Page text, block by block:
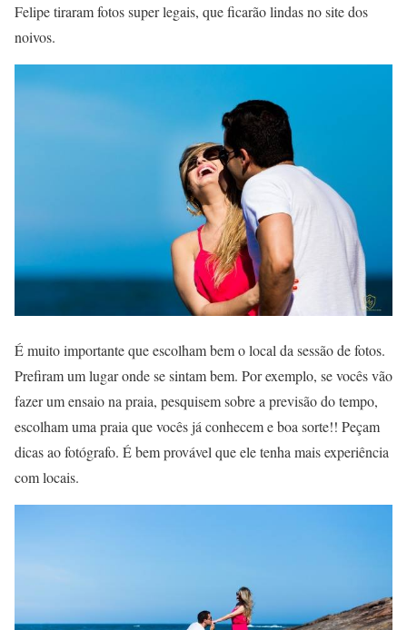
Felipe tiraram fotos super legais, que ficarão lindas no site dos
noivos.
É muito importante que escolham bem o local da sessão de fotos.
Prefiram um lugar onde se sintam bem. Por exemplo, se vocês vão
fazer um ensaio na praia, pesquisem sobre a previsão do tempo,
escolham uma praia que vocês já conhecem e boa sorte!! Peçam
dicas ao fotógrafo. É bem provável que ele tenha mais experiência
com locais.